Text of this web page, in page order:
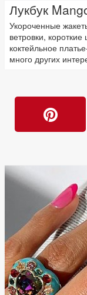
Лукбук
Укороченные
ветровки,
коктейльное
много других